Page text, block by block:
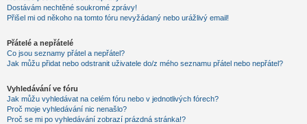
Dostávám nechtěné soukromé zprávy!
Přišel mi od někoho na tomto fóru nevyžádaný nebo urážlivý email!
Přátelé a nepřátelé
Co jsou seznamy přátel a nepřátel?
Jak můžu přidat nebo odstranit uživatele do/z mého seznamu přátel nebo nepřátel?
Vyhledávání ve fóru
Jak můžu vyhledávat na celém fóru nebo v jednotlivých fórech?
Proč moje vyhledávání nic nenašlo?
Proč se mi po vyhledávání zobrazí prázdná stránka!?